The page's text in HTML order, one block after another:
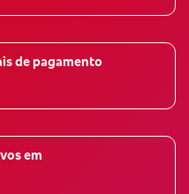
de pagamento
em